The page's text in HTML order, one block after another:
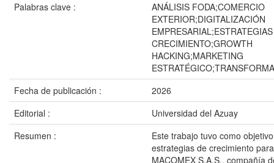
Palabras clave :
ANÁLISIS FODA;COMERCIO
EXTERIOR;DIGITALIZACIÓN
CRECIMIENTO;GROWTH
HACKING;MARKETING
Fecha de publicación :
2026
Editorial :
Universidad del Azuay
Resumen :
Este trabajo tuvo como
estrategias de crecimiento
MACOMEX S.A.S., compañía